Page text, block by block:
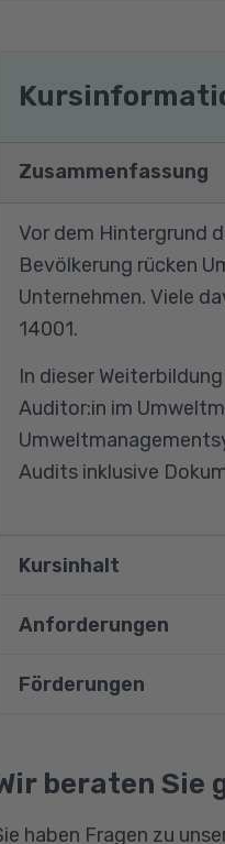
Zusammenfassung
Vor dem Hintergrund
Bevölkerung rücken
Unternehmen. Viele
14001.
In dieser
Auditor:in im
Audits inklusive
Kursinhalt
Inhalt und
Dokumentation
Anforderungen
Zu den
Förderungen
beraten Sie
haben Fragen zu